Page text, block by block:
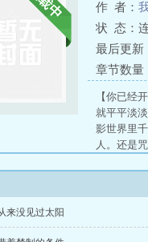
作 者：
状 态：
最后更新
章节数量
【你已经
就平平淡
影世界里
人。还是
来没见过太阳